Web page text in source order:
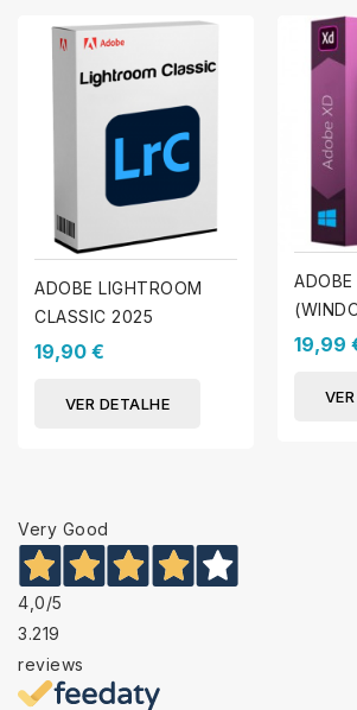
ADOBE LIGHTROOM
CLASSIC 2025
19,90 €
VER DETALHE
19,99
Very Good
4,0/5
3.219
reviews